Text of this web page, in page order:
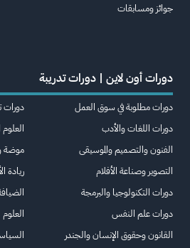
جوائز ومسابقات
دورات أون لاين | دورات تدريبة
دورات مطلوبة في سوق العمل
دورات اللغات والأدب
الفنون والتصميم والموسيقى
التصوير وصناعة الأفلام
دورات التكنولوجيا والبرمجة
دورات علم النفس
القانون وحقوق الإنسان والجندر
دورات
العلوم
موضة
ريادة
العلوم